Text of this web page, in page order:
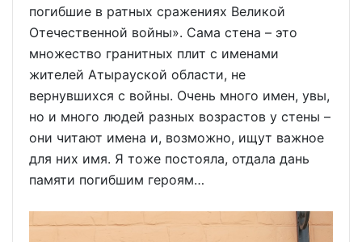
погибшие в ратных сражениях Великой
Отечественной войны». Сама стена – это
множество гранитных плит с именами
жителей Атырауской области, не
вернувшихся с войны. Очень много имен, увы,
но и много людей разных возрастов у стены –
они читают имена и, возможно, ищут важное
для них имя. Я тоже постояла, отдала дань
памяти погибшим героям…